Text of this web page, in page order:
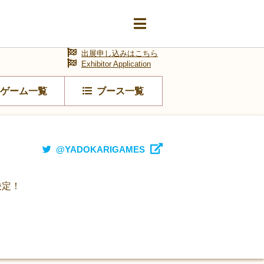
ゲーム一覧 ブース一覧
出展申し込みはこちら
Exhibitor Application
@YADOKARIGAMES
！